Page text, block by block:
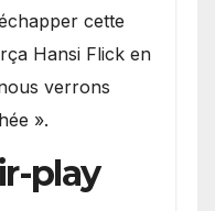
cette
Hansi Flick en
verrons
».
play